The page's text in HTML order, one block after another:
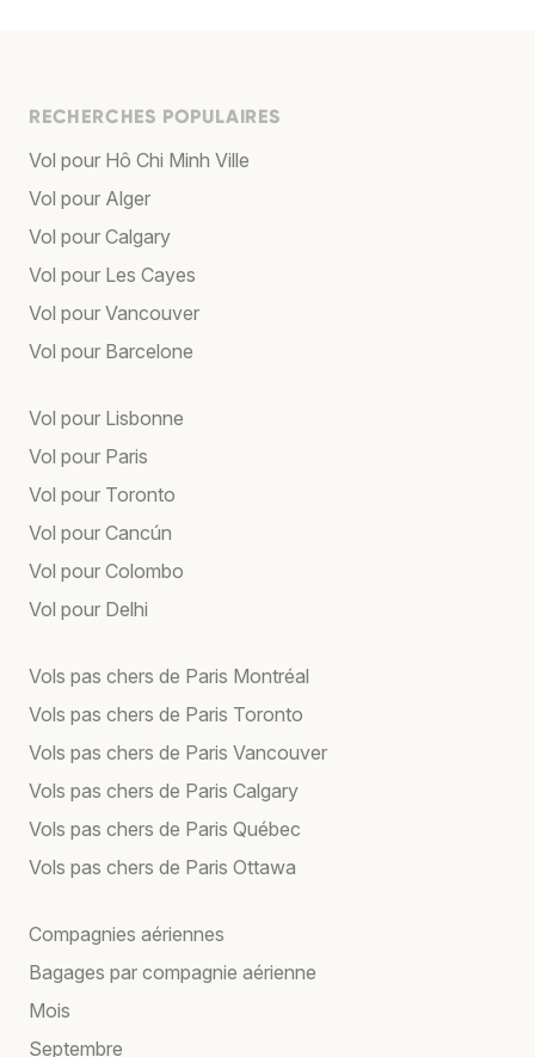
RECHERCHES POPULAIRES
Vol pour Hô Chi Minh Ville
Vol pour Alger
Vol pour Calgary
Vol pour Les Cayes
Vol pour Vancouver
Vol pour Barcelone
Vol pour Lisbonne
Vol pour Paris
Vol pour Toronto
Vol pour Cancún
Vol pour Colombo
Vol pour Delhi
Vols pas chers de Paris Montréal
Vols pas chers de Paris Toronto
Vols pas chers de Paris Vancouver
Vols pas chers de Paris Calgary
Vols pas chers de Paris Québec
Vols pas chers de Paris Ottawa
Compagnies aériennes
Bagages par compagnie aérienne
Mois
Septembre